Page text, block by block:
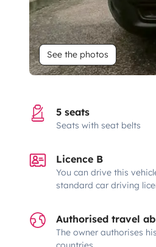
See the photos
5 seats
Seats with seat belts
Licence B
You can drive this
standard car driving
Authorised travel
The owner authorises